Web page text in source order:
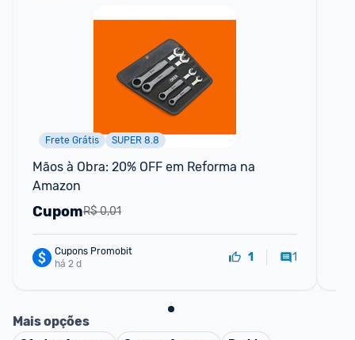
Frete Grátis SUPER 8.8
Mãos à Obra: 20% OFF em Reforma na
Amazon
R$ 0,01
Cupom
Cupons Promobit
há 2 d
1 1
Mais opções